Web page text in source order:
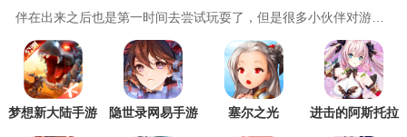
伴在出来之后也是第一时间去尝试玩耍了，但是很多小伙伴对游戏
的主体还是有些不满意，而且对于游戏的策划以及
梦想新大陆手游
隐世录网易手游 塞尔之光 进击的阿斯托拉